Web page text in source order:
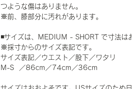
つような傷はありません。
※前、膝部分に汚れがあります。
◾️サイズは、MEDIUM - SHORT で寸法は
※採寸からのサイズ表記です。
サイズ表記／ウエスト／股下／ワタリ
M-S ／86cm／74cm／36cm